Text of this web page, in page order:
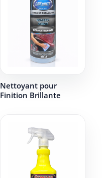
Nettoyant pour
Finition Brillante